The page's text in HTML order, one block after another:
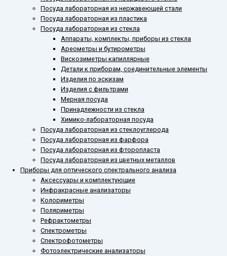
Посуда лабораторная из нержавеющей стали
Посуда лабораторная из пластика
Посуда лабораторная из стекла
Аппараты, комплекты, приборы из стекла
Ареометры и бутирометры
Вискозиметры капиллярные
Детали к приборам, соединительные элементы
Изделия по эскизам
Изделия с фильтрами
Мерная посуда
Принадлежности из стекла
Химико-лабораторная посуда
Посуда лабораторная из стеклоуглерода
Посуда лабораторная из фарфора
Посуда лабораторная из фторопласта
Посуда лабораторная из цветных металлов
Приборы для оптического спектрального анализа
Аксессуары и комплектующие
Инфракрасные анализаторы
Колориметры
Поляриметры
Рефрактометры
Спектрометры
Спектрофотометры
Фотоэлектрические анализаторы